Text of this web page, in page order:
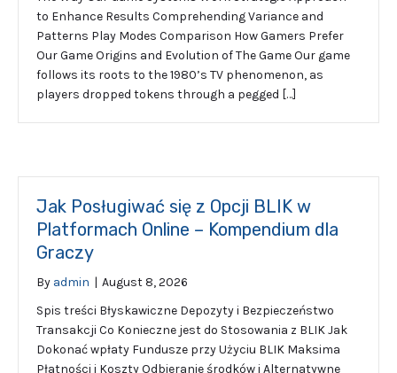
to Enhance Results Comprehending Variance and
Patterns Play Modes Comparison How Gamers Prefer
Our Game Origins and Evolution of The Game Our game
follows its roots to the 1980’s TV phenomenon, as
players dropped tokens through a pegged […]
Jak Posługiwać się z Opcji BLIK w
Platformach Online – Kompendium dla
Graczy
By admin | August 8, 2026
Spis treści Błyskawiczne Depozyty i Bezpieczeństwo
Transakcji Co Konieczne jest do Stosowania z BLIK Jak
Dokonać wpłaty Fundusze przy Użyciu BLIK Maksima
Płatności i Koszty Odbieranie środków i Alternatywne